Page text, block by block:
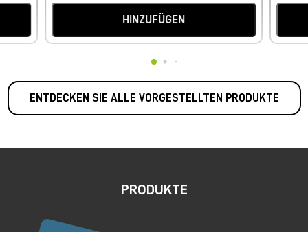
HINZUFÜGEN
ENTDECKEN SIE ALLE VORGESTELLTEN PRODUKTE
PRODUKTE